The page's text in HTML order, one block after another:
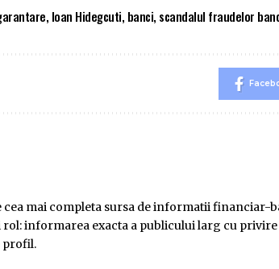
, Ioan Hidegcuti, banci, scandalul fraudelor
mai completa sursa de informatii financiar-
rol: informarea exacta a publicului larg cu
profil.